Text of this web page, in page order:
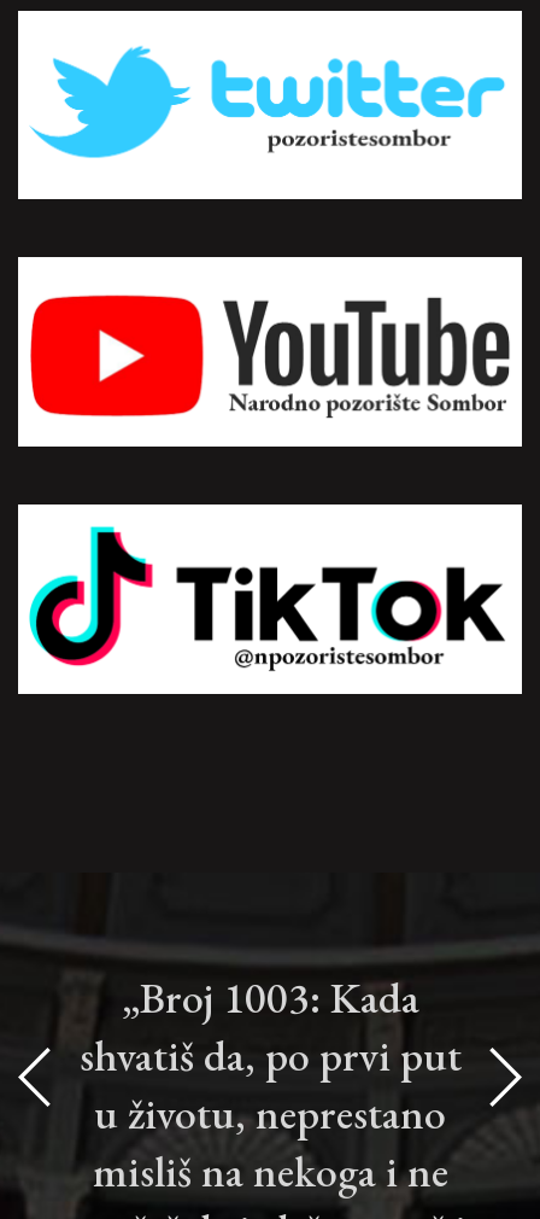
„Broj 1003: Kada
shvatiš da, po prvi put
u životu, neprestano
misliš na nekoga i ne